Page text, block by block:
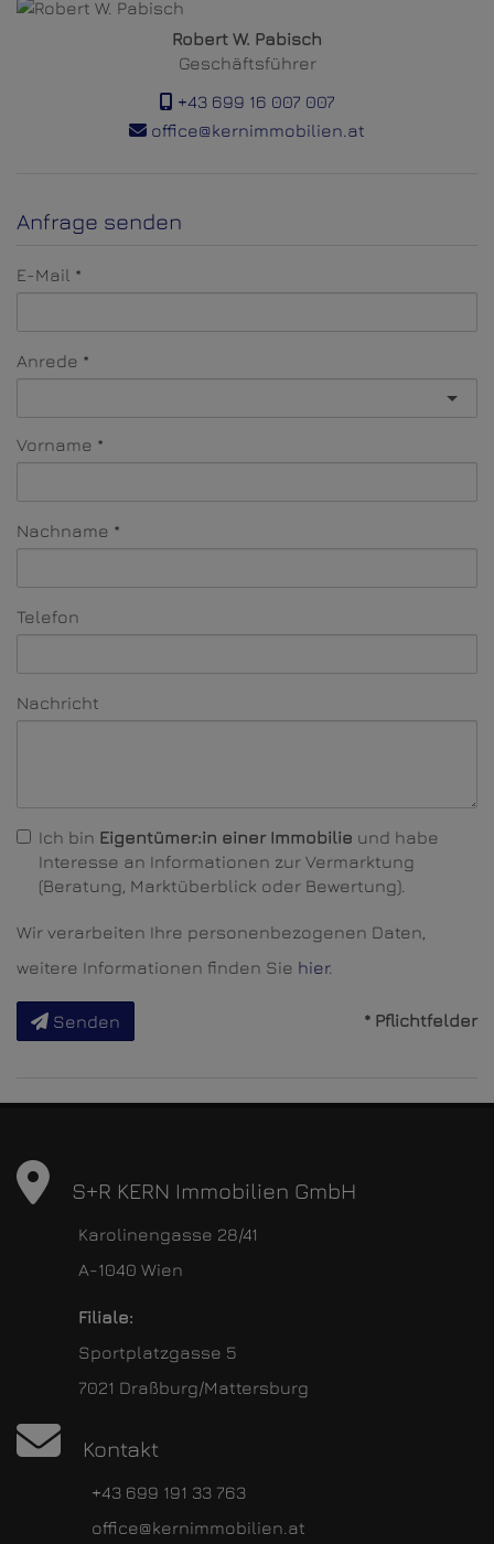
Robert W. Pabisch
Geschäftsführer
+43 699 16 007 007
office@kernimmobilien.at
Anfrage senden
E-Mail
Anrede
Vorname
Nachname
Telefon
Nachricht
Ich bin Eigentümer:in einer Immobilie und habe
Interesse an Informationen zur Vermarktung
(Beratung, Marktüberblick oder Bewertung).
Wir verarbeiten Ihre personenbezogenen Daten,
weitere Informationen finden Sie hier.
Senden * Pflichtfelder
S+R KERN Immobilien GmbH
Karolinengasse 28/41
A-1040 Wien
Filiale:
Sportplatzgasse 5
7021 Draßburg/Mattersburg
Kontakt
+43 699 191 33 763
office@kernimmobilien.at